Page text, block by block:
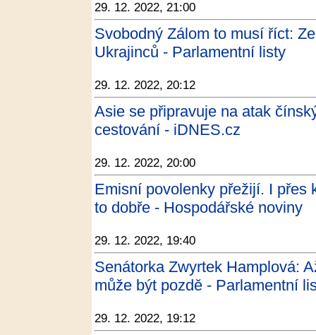
29. 12. 2022, 21:00
Svobodný Zálom to musí říct:
Ukrajinců - Parlamentní listy
29. 12. 2022, 20:12
Asie se připravuje na atak
cestování - iDNES.cz
29. 12. 2022, 20:00
Emisní povolenky přežijí. I přes
to dobře - Hospodářské noviny
29. 12. 2022, 19:40
Senátorka Zwyrtek Hamplová:
může být pozdě - Parlamentní
29. 12. 2022, 19:12